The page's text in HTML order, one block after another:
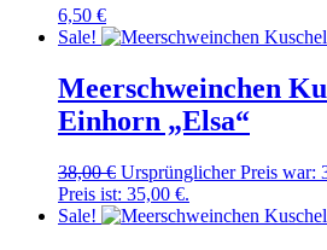
6,50 €
Sale!
Meerschweinchen
Einhorn „Elsa“
38,00€ Ursprünglicher Preis war:
Preis ist: 35,00 €.
Sale!